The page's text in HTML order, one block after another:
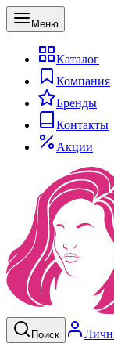
Меню
Каталог
Компания
Бренды
Контакты
Акции
Поиск